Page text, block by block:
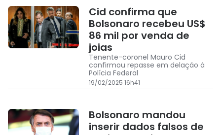
Cid confirma que
Bolsonaro recebeu US$
86 mil por venda de
joias
Tenente-coronel Mauro Cid
confirmou repasse em delação à
Polícia Federal
19/02/2025 16h41
Bolsonaro mandou
inserir dados falsos de